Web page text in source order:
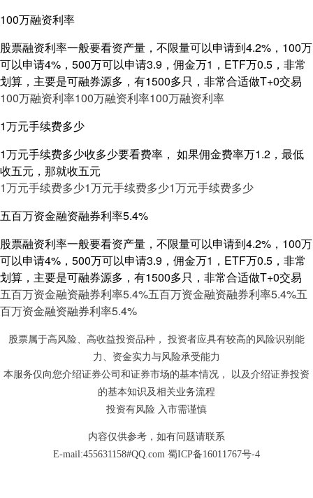
100万融资利率
股票融资利率一般要看资产量，不限量可以申请到4.2%，100万
可以申请4%，500万可以申请3.9，佣金万1，ETF万0.5，非常
划算，主要是可融券源多，有1500多只，非常合适做T+0交易
100万融资利率100万融资利率100万融资利率
1万元手续费多少
1万元手续费多少收多少要看费率， 如果佣金费率万1.2，最低
收五元，那就收五元
1万元手续费多少1万元手续费多少1万元手续费多少
五百万资金融资融券利率5.4%
股票融资利率一般要看资产量，不限量可以申请到4.2%，100万
可以申请4%，500万可以申请3.9，佣金万1，ETF万0.5，非常
划算，主要是可融券源多，有1500多只，非常合适做T+0交易
五百万资金融资融券利率5.4%五百万资金融资融券利率5.4%五
百万资金融资融券利率5.4%
股票属于高风险、高收益投资品种， 投资者应具有较高的风险识别能
力、资金实力与风险承受能力
本服务仅向您介绍证券公司和证券市场的基本情况， 以及介绍证券投资
的基本知识及相关业务流程
投资有风险 入市需谨慎
内容仅供参考，如有问题请联系
E-mail:455631158#QQ.com 蜀ICP备16011767号-4